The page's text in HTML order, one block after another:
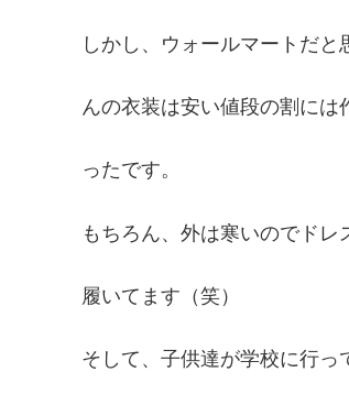
しかし、ウォールマートだ
んの衣装は安い値段の割に
ったです。
もちろん、外は寒いのでド
履いてます（笑）
そして、子供達が学校に行っ